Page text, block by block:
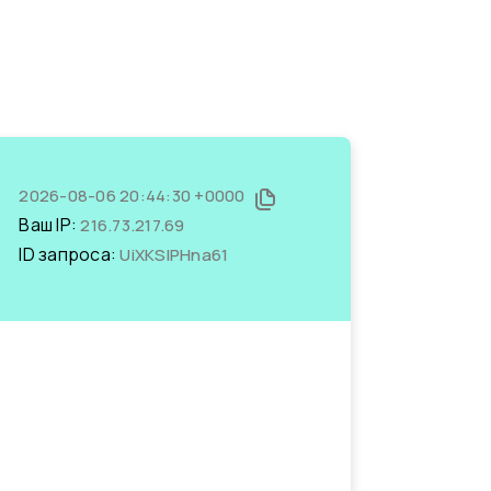
2026-08-06 20:44:30 +0000
Ваш IP:216.73.217.69
ID запроса:UiXKSIPHna61